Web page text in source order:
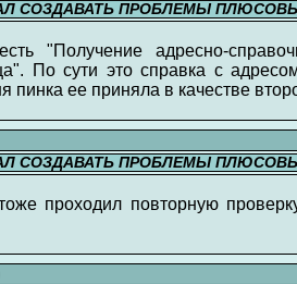
СОЗДАВАТЬ ПРОБЛЕМЫ
"Получение адресно-
По сути это справка с
пинка ее приняла в качестве
СОЗДАВАТЬ ПРОБЛЕМЫ
проходил повторную